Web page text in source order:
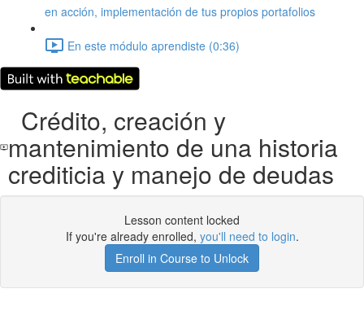
en acción, implementación de tus propios portafolios
En este módulo aprendiste (0:36)
Crédito, creación y
mantenimiento de una historia
crediticia y manejo de deudas
Lesson content locked
If you're already enrolled, you'll need to login.
Enroll in Course to Unlock